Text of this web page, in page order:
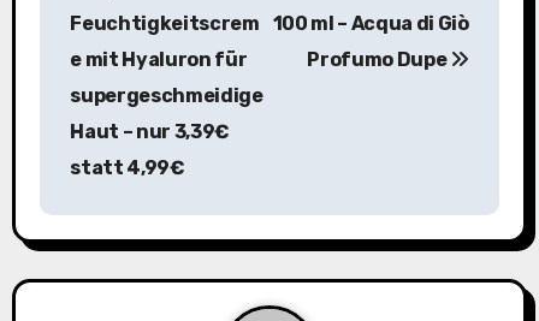
s
n
Feuchtigkeitscrem
e mit Hyaluron für
supergeschmeidige
Haut – nur 3,39€
statt 4,99€
100 ml – Acqua di Giò
Profumo Dupe